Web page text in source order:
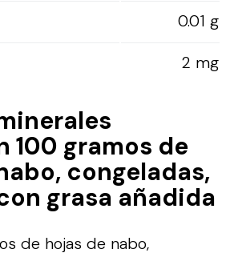
0.01 g
2 mg
100 gramos de
congeladas,
grasa añadida
de hojas de nabo,